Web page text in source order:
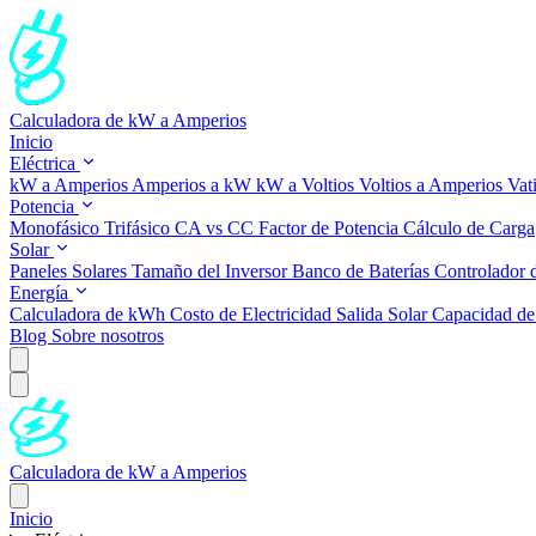
Calculadora de kW a Amperios
Inicio
Eléctrica
kW a Amperios Amperios a kW kW a Voltios Voltios a Amperios
Potencia
Monofásico Trifásico CA vs CC Factor de Potencia Cálculo de Carga
Solar
Paneles Solares Tamaño del InversorBanco de Baterías Controlador
Energía
Calculadora de kWh Costo de Electricidad Salida SolarCapacidad
Blog Sobre nosotros
Calculadora de kW a Amperios
Inicio